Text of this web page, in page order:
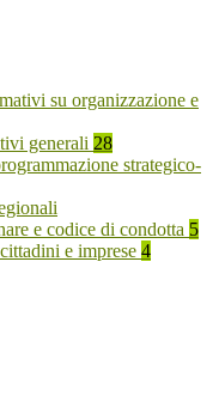
su organizzazione e
generali 28
strategico-
e codice di condotta 5
e imprese 4